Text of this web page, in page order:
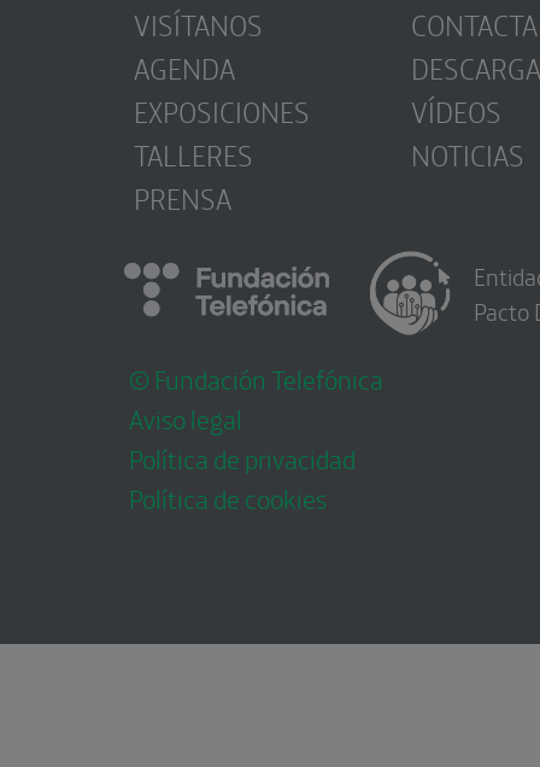
VISÍTANOS
AGENDA
EXPOSICIONES
TALLERES
PRENSA
CONTACTA
VÍDEOS
NOTICIAS
© Fundación Telefónica
Aviso legal
Política de privacidad
Política de cookies
Pacto